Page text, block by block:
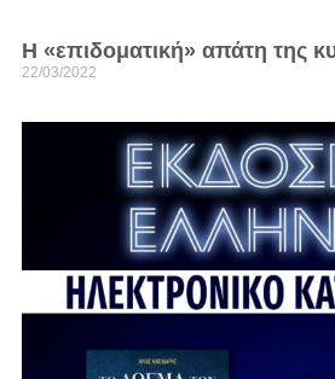
Η «επιδοματική» απάτη της
22/03/2022